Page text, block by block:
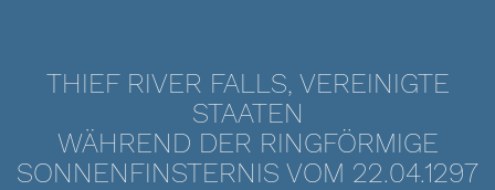
THIEF RIVER FALLS, VEREINIGTE
STAATEN
WÄHREND DER RINGFÖRMIGE
SONNENFINSTERNIS VOM 22.04.1297